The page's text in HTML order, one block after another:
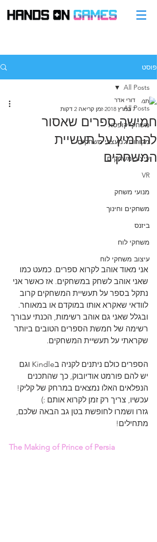
פוסט
All Posts
משחקי קופסא
מקורות למעצבי משחקים
עיצוב משחקים
VR
מנועי משחק
משחקים וחינוך
ביזנס
משחקי לוח
עיצוב משחקי לוח
All Posts
חמישה ספרים שאסור
להחמיץ על תעשיית
המשחקים
דורי אדר
7 במרץ 2018
זמן קריאה 2 דקות
אני מאוד אוהב לקרוא ספרים. כמעט כמו
שאני אוהב לשחק במשחקים. אז כאשר אני
נתקל בספר על תעשיית המשחקים קרוב
לוודאי שאקרא אותו במוקדם או במאוחר.
ובגלל שאני גם אוהב רשימות, הכנתי עבורך
רשימה של חמשת הספרים הטובים ביותר
שקראתי על תעשיית המשחקים.
הספרים כולם ניתנים לקניה בKindle וגם
יש להם פורמט אודיובוק, כך שהתכנים
הנפלאים האלו נמצאים במרחק של קליק!
עכשיו, צריך רק זמן לקרוא אותם :)
גזרו ושמרו לחופשת בטן גב הבאה שלכם,
מתחילים!
The Making of Prince of Persia